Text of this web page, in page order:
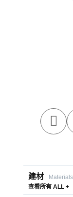

建材
Materials
查看所有 ALL +